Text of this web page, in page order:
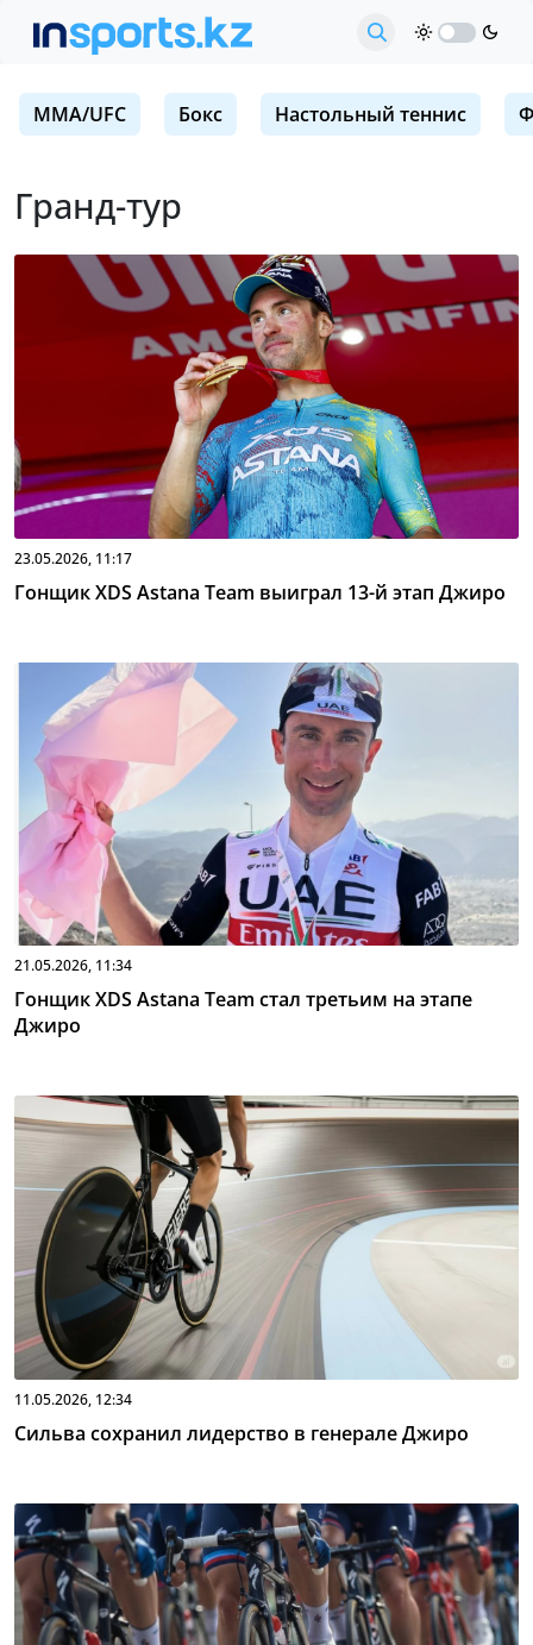
MMA/UFC Бокс Настольный теннис
Гранд-тур
23.05.2026, 11:17
Гонщик XDS Astana Team выиграл 13-й этап Джиро
21.05.2026, 11:34
Гонщик XDS Astana Team стал третьим на этапе
Джиро
11.05.2026, 12:34
Сильва сохранил лидерство в генерале Джиро